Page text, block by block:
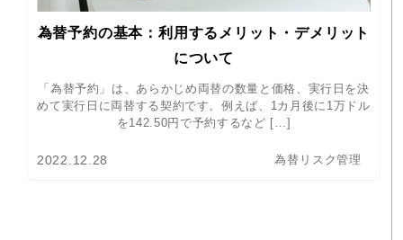
為替予約の基本：利用するメリット・デメリット
について
「為替予約」は、あらかじめ両替の数量と価格、実行日を決
めて実行日に両替する契約です。例えば、1カ月後に1万ドル
を142.50円で予約するなど […]
2022.12.28 為替リスク管理